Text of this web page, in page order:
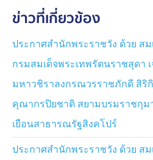
เสด็จพระราชดำเนินไปยังพระรา
เพื่อทรงร่วมงานถวายพระกระยา
เลี้ยงอาหารค่ำอย่างไม่เป็นทาง
และพระราชวงศ์ต่างประเทศที่เข้
ชาธิบดีคาร์ล ที่ 16 กุสตาฟแห่งสวี
พระเจ้าอยู่หัว และสมเด็จพระนา
เสด็จพระราชดำเนินไปยังพระรา
เพื่อทรงร่วมพิธีสรรเสริญและข
หลวง และทอดพระเนตรพิธีเปลี่ย
ข่าวที่เกี่ยวข้อง
ประกาศสำนักพระราชวัง ด้วย ส
กรมสมเด็จพระเทพรัตนราชสุดา
มหาวชิราลงกรณวรราชภักดี สิ
คุณากรปิยชาติ สยามบรมราชกุม
เยือนสาธารณรัฐสิงคโปร์
ประกาศสำนักพระราชวัง ด้วย ส